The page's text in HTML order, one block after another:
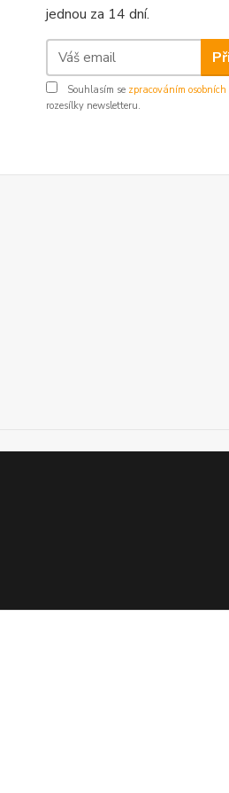
jednou za 14 dní.
Souhlasím se zpracováním
rozesílky newsletteru.